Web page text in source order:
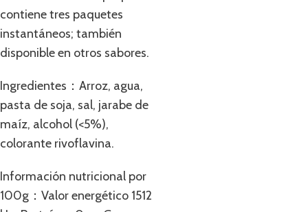
contiene tres paquetes
instantáneos; también
disponible en otros sabores.
Ingredientes：Arroz, agua,
pasta de soja, sal, jarabe de
maíz, alcohol (<5%),
colorante rivoflavina.
Información nutricional por
100g：Valor energético 1512